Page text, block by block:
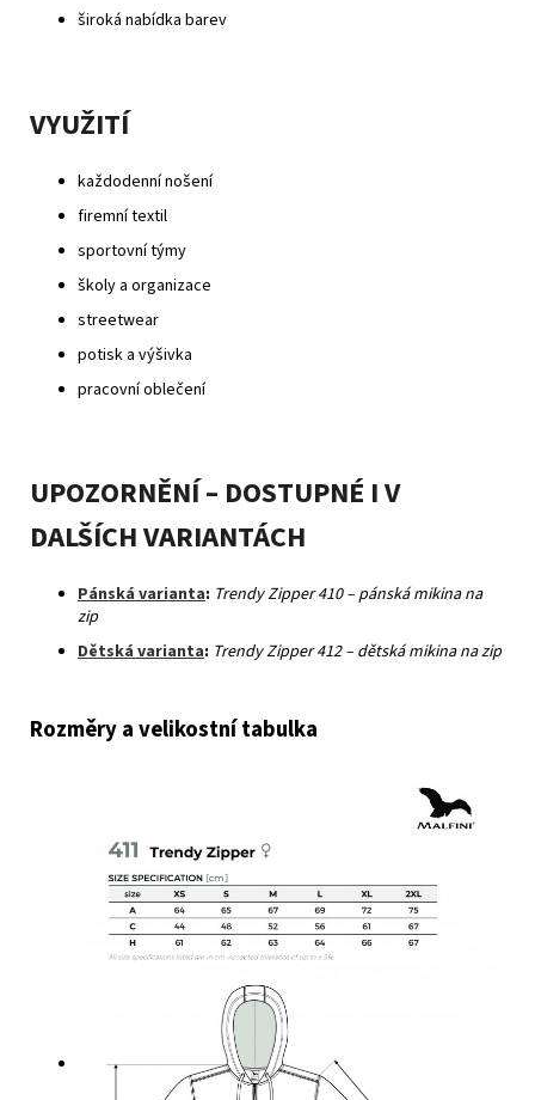
široká nabídka barev
VYUŽITÍ
každodenní nošení
firemní textil
sportovní týmy
školy a organizace
streetwear
potisk a výšivka
pracovní oblečení
UPOZORNĚNÍ – DOSTUPNÉ I V
DALŠÍCH VARIANTÁCH
Pánská varianta: Trendy Zipper 410 – pánská mikina na
zip
Dětská varianta: Trendy Zipper 412 – dětská mikina na zip
Rozměry a velikostní tabulka